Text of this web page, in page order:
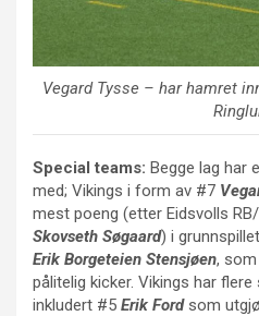
Vegard Tysse – har hamret
Special teams: Begge lag har
med; Vikings i form av #7
mest poeng (etter Eidsvolls
Skovseth Søgaard) i
Erik Borgeteien Stensjøen,
pålitelig kicker. Vikings har
inkludert #5 Erik Fordsom